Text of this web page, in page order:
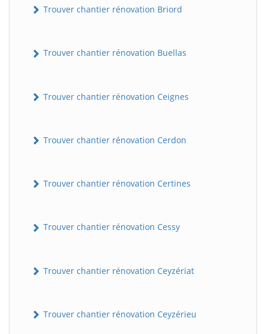
Trouver chantier rénovation Briord
Trouver chantier rénovation Buellas
Trouver chantier rénovation Ceignes
Trouver chantier rénovation Cerdon
Trouver chantier rénovation Certines
Trouver chantier rénovation Cessy
Trouver chantier rénovation Ceyzériat
Trouver chantier rénovation Ceyzérieu